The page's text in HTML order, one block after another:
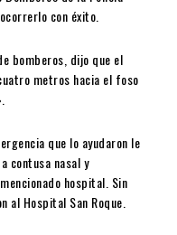
con éxito.
bomberos, dijo que el
metros hacia el foso
que lo ayudaron le
contusa nasal y
hospital. Sin
al Hospital San Roque.